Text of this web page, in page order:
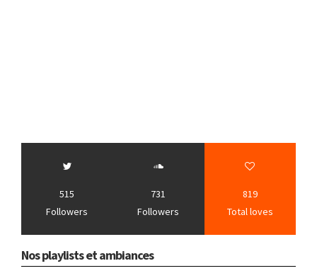
515
Followers
731
Followers
819
Total loves
Nos playlists et ambiances